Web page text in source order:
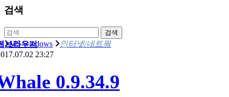
검색
검색
MS windows 인터넷/네트웍
브라우저
23:27
0.9.34.9